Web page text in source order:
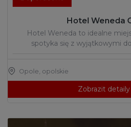
Hotel Weneda
Hotel Weneda to idealne
spotyka się z wyjątkowymi
Opole opolskie
Zobrazit detaily